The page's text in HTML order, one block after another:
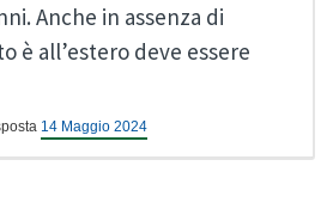
Anche in assenza di
è all’estero deve essere
14 Maggio 2024